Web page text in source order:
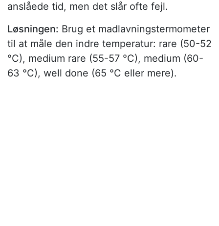
anslåede tid, men det slår ofte fejl.
Løsningen: Brug et madlavningstermometer
til at måle den indre temperatur: rare (50-52
°C), medium rare (55-57 °C), medium (60-
63 °C), well done (65 °C eller mere).